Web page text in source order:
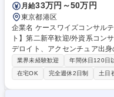
月給33万円～50万円
東京都港区
企業名 ケースワイズコンサルティング株式会社
ト】第二新卒歓迎/外資系コンサル
デロイト、アクセンチュア出
月は役員による研修×社内PRJ
営・事業課題に対してITソリュ
【研修】代表や役員が直接コ
す。 【具体的な業務】受託や
業界未経験歓迎 年間休日120日
在宅OK
完全週休2日制 土日